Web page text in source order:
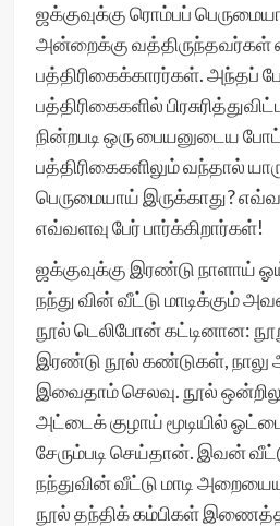
ஜக்குவுக்கு ரொம்பப்
அன்றைக்கு வத்திருந்தவர்கள்
பத்திரிகைக்காரர்கள்.
பத்திரிகைகளில்
நின்றபடி ஒரு பையனுடைய
பத்திரிகைகளிலும் வந்தால்
பெருமையாய் இருக்காது?
எவ்வளவு பேர் பார்க்கிறார்கள்!
ஜக்குவுக்கு இரண்டு நாளாய்
நந்து வின் வீட்டு மாடிக்கும்
நூல் டெலிபோன் கட்டினான:
இரண்டு நூல் கண்டுகள், நாலு
இவைதாம் செலவு. நூல்
அட்டைக் குழாய் மூடியில்
சேரும்படி செய்தான். இவன்
நந்துவின் வீட்டு மாடி
நூல் தந்திக் கம்பிகள்